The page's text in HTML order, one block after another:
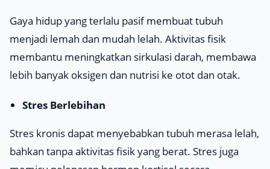
Gaya hidup yang terlalu pasif membuat tubuh
menjadi lemah dan mudah lelah. Aktivitas fisik
membantu meningkatkan sirkulasi darah, membawa
lebih banyak oksigen dan nutrisi ke otot dan otak.
Stres Berlebihan
Stres kronis dapat menyebabkan tubuh merasa lelah,
bahkan tanpa aktivitas fisik yang berat. Stres juga